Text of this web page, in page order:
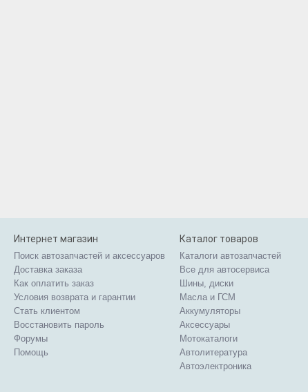
Интернет магазин
Поиск автозапчастей и аксессуаров
Доставка заказа
Как оплатить заказ
Условия возврата и гарантии
Стать клиентом
Восстановить пароль
Форумы
Помощь
Каталог товаров
Каталоги автозапчастей
Все для автосервиса
Шины, диски
Масла и ГСМ
Аккумуляторы
Аксессуары
Мотокаталоги
Автолитература
Автоэлектроника